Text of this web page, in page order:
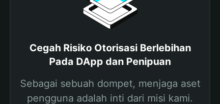
Cegah Risiko Otorisasi Berlebihan
Pada DApp dan Penipuan
Sebagai sebuah dompet, menjaga aset
pengguna adalah inti dari misi kami.